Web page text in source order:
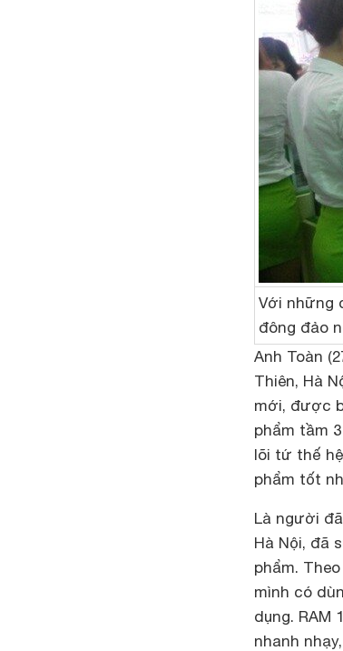
Với những
đông đảo
Anh Toàn
Thiên, Hà
mới, được
phẩm tầm
lõi tứ thế
phẩm tốt
Là người
Hà Nội, đã
phẩm.
mình có
dụng. RAM
nhanh